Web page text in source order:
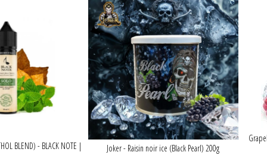
Joker - Raisin noir ice (Black Pearl) 200g
SOLO (MENTHOL BLEND) - BLACK NOTE |